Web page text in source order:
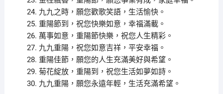
24. 九九之時，願您歡歌笑語，生活愉快。
25. 重陽節到，祝您快樂如意，幸福滿載。
26. 萬事如意，重陽節快樂，祝您人生精彩。
27. 九九重陽，祝您如意吉祥，平安幸福。
28. 重陽佳節，願您的人生充滿美好與希望。
29. 菊花綻放，重陽到，祝您生活如夢如詩。
30. 九九重陽，願您永遠年輕，生活充滿希望。